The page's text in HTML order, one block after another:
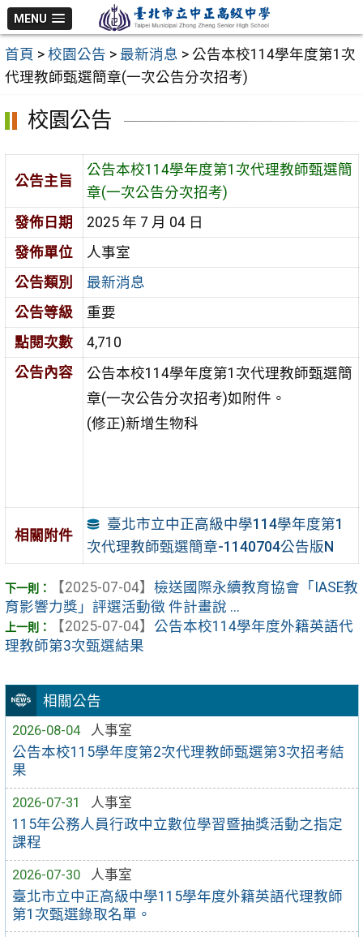
跳
至
主
要
MENU
首頁 > 校園公告 > 最新消息 > 公告本校114學年度第1次
代理教師甄選簡章(一次公告分次招考)
相關公告
2026-08-04
人事室
公告本校115學年度第2次代理教師甄選第3次招考結
果
2026-07-31
人事室
115年公務人員行政中立數位學習暨抽獎活動之指定
課程
2026-07-30
人事室
臺北市立中正高級中學115學年度外籍英語代理教師
第1次甄選錄取名單。
校園公告
公告主旨
公告本校114學年度第1次代理教師甄選簡
章(一次公告分次招考)
發佈日期
2025 年 7 月 04 日
發佈單位
人事室
公告類別
最新消息
公告等級
重要
點閱次數
4,710
公告內容
公告本校114學年度第1次代理教師甄選簡
章(一次公告分次招考)如附件。
(修正)新增生物科
相關附件
臺北市立中正高級中學114學年度第1
次代理教師甄選簡章-1140704公告版N
【2025-07-04】 檢送國際永續教育協會「IASE教
育影響力獎」評選活動徵 件計畫說 ...
【2025-07-04】 公告本校114學年度外籍英語代
理教師第3次甄選結果